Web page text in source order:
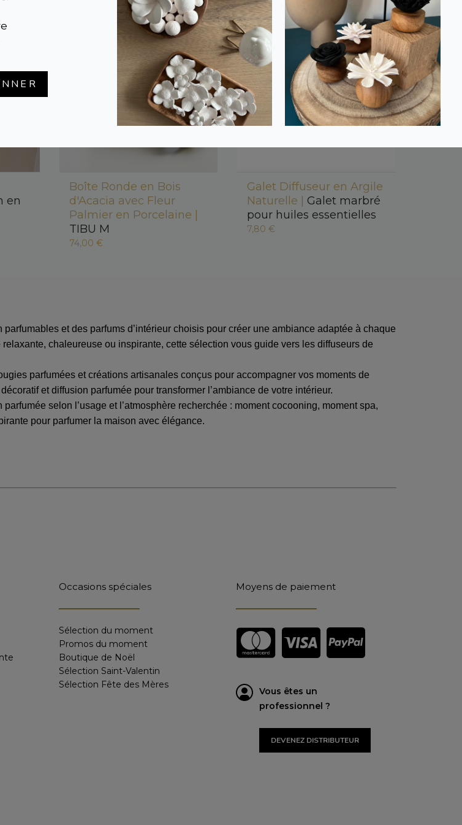
en
Boîte Ronde en Bois
d'Acacia avec Fleur
Palmier en Porcelaine |
TIBU M
74,00 €
Galet Diffuseur en Argile
Naturelle | Galet marbré
pour huiles essentielles
7,80 €
et des parfums d’intérieur choisis pour créer une ambiance adaptée à chaque
chaleureuse ou inspirante, cette sélection vous guide vers les diffuseurs de
parfumées et créations artisanales conçus pour accompagner vos moments de
et diffusion parfumée pour transformer l’ambiance de votre intérieur.
selon l’usage et l’atmosphère recherchée : moment cocooning, moment spa,
pour parfumer la maison avec élégance.
Occasions spéciales
Sélection du moment
Promos du moment
Boutique de Noël
Sélection Saint-Valentin
Sélection Fête des Mères
Moyens de paiement
Vous êtes un
professionnel ?
DEVENEZ DISTRIBUTEUR